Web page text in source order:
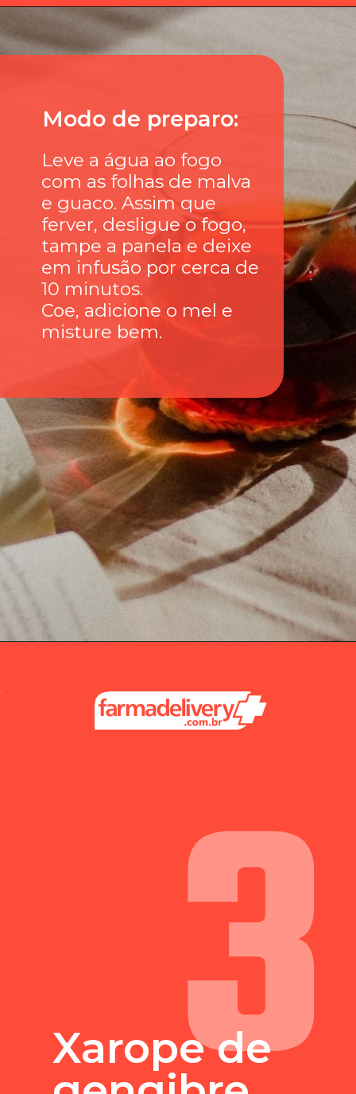
Modo de preparo:
Leve a água ao fogo
com as folhas de malva
e guaco. Assim que
ferver, desligue o fogo,
tampe a panela e deixe
em infusão por cerca de
10 minutos.
Coe, adicione o mel e
misture bem.
3
Xarope de